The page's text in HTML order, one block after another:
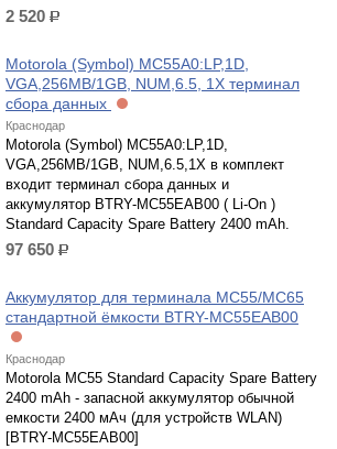
2 520 р.
Motorola (Symbol) MC55A0:LP,1D,
VGA,256MB/1GB, NUM,6.5, 1X терминал
сбора данных
Краснодар
Motorola (Symbol) MC55A0:LP,1D,
VGA,256MB/1GB, NUM,6.5,1X в комплект
входит терминал сбора данных и
аккумулятор BTRY-MC55EAB00 ( Li-On )
Standard Capacity Spare Battery 2400 mAh.
97 650 р.
Аккумулятор для терминала MC55/MC65
стандартной ёмкости BTRY-MC55EAB00
Краснодар
Motorola MC55 Standard Capacity Spare Battery
2400 mAh - запасной аккумулятор обычной
емкости 2400 мАч (для устройств WLAN)
[BTRY-MC55EAB00]